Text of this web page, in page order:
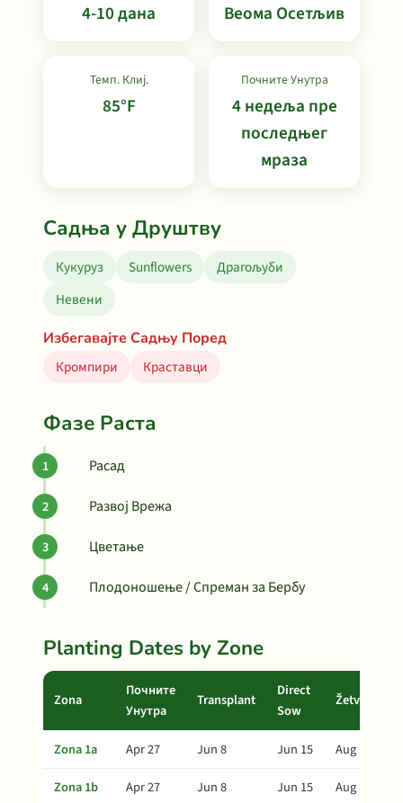
4-10 дана Веома Осетљив
Темп. Клиј.
85°F
Почните Унутра
4 недеља пре
последњег
мраза
Садња у Друштву
Кукуруз Sunflowers
Драгољуби
Невени
Избегавајте Садњу Поред
Кромпири
Краставци
Фазе Раста
Расад
Развој Врежа
Цветање
Плодоношење / Спреман за Бербу
Planting Dates by Zone
Zona
Почните
Унутра
Transplant
Direct
Sow
Žetva
Zona 1a Apr 27 Jun 8 Jun 15
Aug 17
Zona 1b
Apr 27 Jun 8 Jun 15
Aug 17